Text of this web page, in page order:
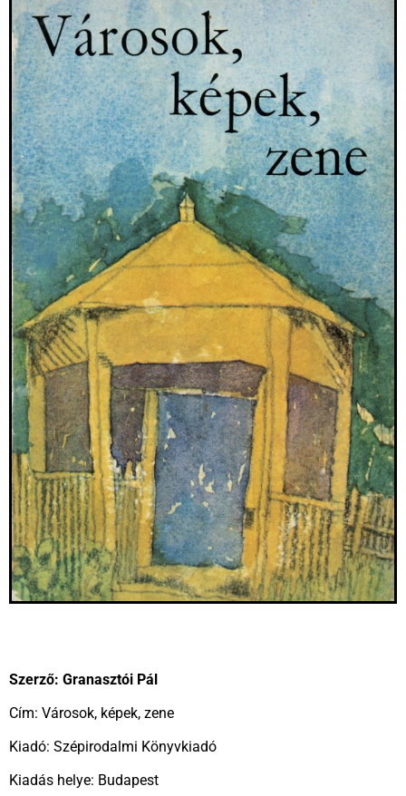
Szerző: Granasztói Pál
Cím: Városok, képek, zene
Kiadó: Szépirodalmi Könyvkiadó
Kiadás helye: Budapest